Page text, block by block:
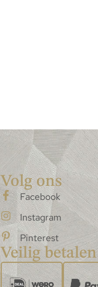
Volg ons
Facebook
Instagram
Pinterest
Veilig betalen